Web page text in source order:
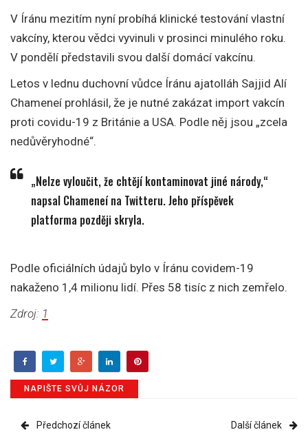
V Íránu mezitím nyní probíhá klinické testování vlastní
vakcíny, kterou vědci vyvinuli v prosinci minulého roku.
V pondělí představili svou další domácí vakcínu.
Letos v lednu duchovní vůdce Íránu ajatolláh Sajjid Alí
Chameneí prohlásil, že je nutné zakázat import vakcín
proti covidu-19 z Británie a USA. Podle něj jsou „zcela
nedůvěryhodné“.
„Nelze vyloučit, že chtějí kontaminovat jiné národy,“
napsal Chameneí na Twitteru. Jeho příspěvek
platforma později skryla.
Podle oficiálních údajů bylo v Íránu covidem-19
nakaženo 1,4 milionu lidí. Přes 58 tisíc z nich zemřelo.
Zdroj: 1
NAPIŠTE SVŮJ NÁZOR
Předchozí článek Další článek